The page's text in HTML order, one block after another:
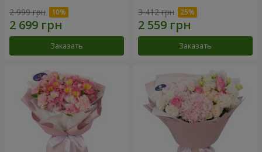
2 999 грн
Заказать
3 412 грн
Заказать